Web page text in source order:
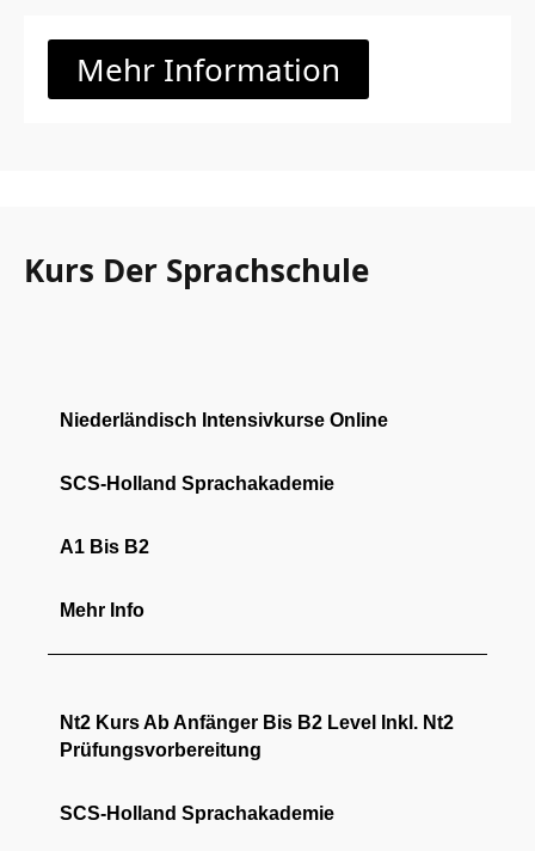
Mehr Information
Kurs Der Sprachschule
Niederländisch Intensivkurse Online
SCS-Holland Sprachakademie
A1 Bis B2
Mehr Info
Nt2 Kurs Ab Anfänger Bis B2 Level Inkl. Nt2
Prüfungsvorbereitung
SCS-Holland Sprachakademie